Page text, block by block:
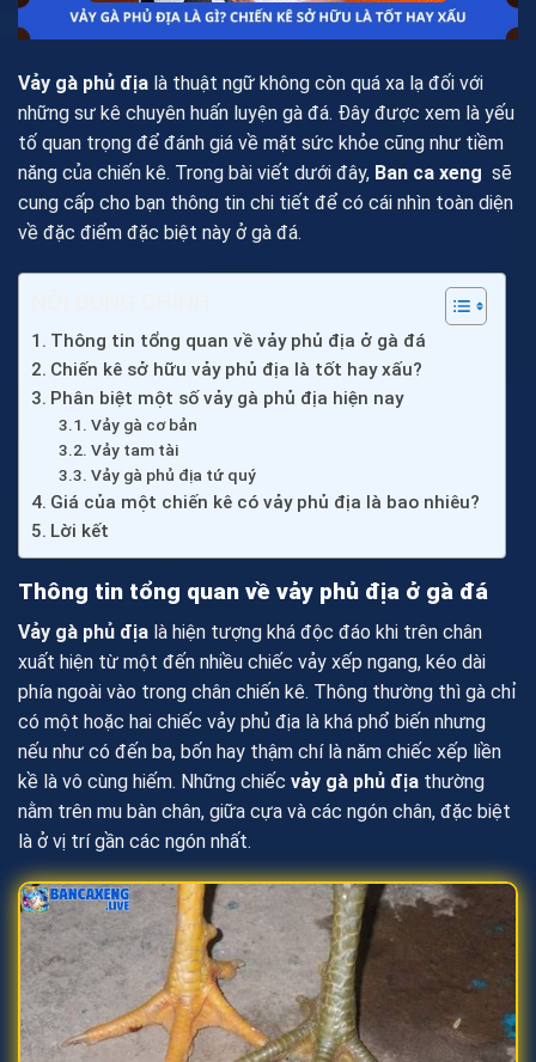
Vảy gà phủ địa là thuật ngữ không còn quá xa lạ đối với
những sư kê chuyên huấn luyện gà đá. Đây được xem là yếu
tố quan trọng để đánh giá về mặt sức khỏe cũng như tiềm
năng của chiến kê. Trong bài viết dưới đây, Ban ca xeng sẽ
cung cấp cho bạn thông tin chi tiết để có cái nhìn toàn diện
về đặc điểm đặc biệt này ở gà đá.
Thông tin tổng quan về vảy phủ địa ở gà đá
Chiến kê sở hữu vảy phủ địa là tốt hay xấu?
Phân biệt một số vảy gà phủ địa hiện nay
Vảy gà cơ bản
Vảy tam tài
Vảy gà phủ địa tứ quý
Giá của một chiến kê có vảy phủ địa là bao nhiêu?
Lời kết
Thông tin tổng quan về vảy phủ địa ở gà đá
Vảy gà phủ địa là hiện tượng khá độc đáo khi trên chân
xuất hiện từ một đến nhiều chiếc vảy xếp ngang, kéo dài
phía ngoài vào trong chân chiến kê. Thông thường thì gà chỉ
có một hoặc hai chiếc vảy phủ địa là khá phổ biến nhưng
nếu như có đến ba, bốn hay thậm chí là năm chiếc xếp liền
kề là vô cùng hiếm. Những chiếc vảy gà phủ địa thường
nằm trên mu bàn chân, giữa cựa và các ngón chân, đặc biệt
là ở vị trí gần các ngón nhất.